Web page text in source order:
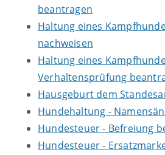
beantragen
Haltung eines
nachweisen
Haltung eines
Verhaltensprüfung
Hausgeburt dem
Hundehaltung -
Hundesteuer - Befreiung
Hundesteuer -